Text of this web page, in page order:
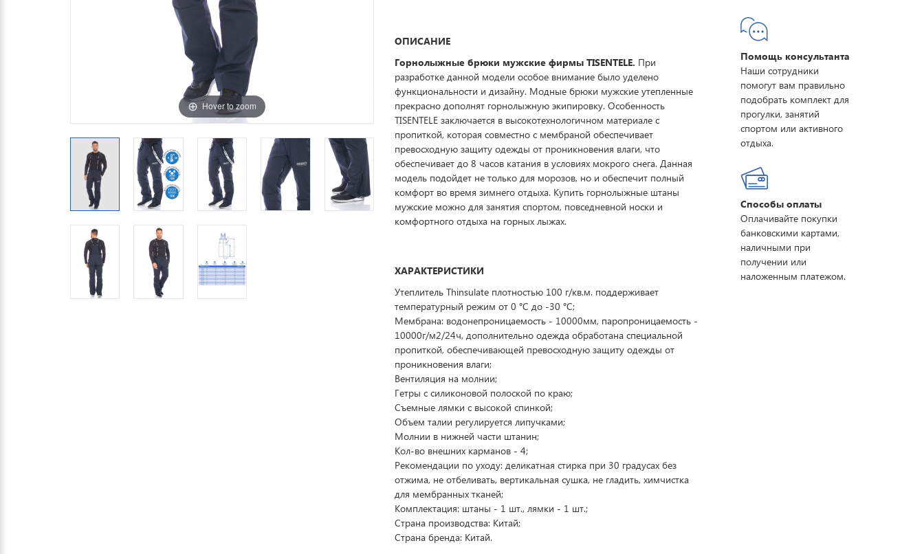
Hover to zoom
ОПИСАНИЕ
Горнолыжные брюки мужские фирмы TISENTELE. При
разработке данной модели особое внимание было уделено
функциональности и дизайну. Модные брюки мужские утепленные
прекрасно дополнят горнолыжную экипировку. Особенность
TISENTELE заключается в высокотехнологичном материале с
пропиткой, которая совместно с мембраной обеспечивает
превосходную защиту одежды от проникновения влаги, что
обеспечивает до 8 часов катания в условиях мокрого снега. Данная
модель подойдет не только для морозов, но и обеспечит полный
комфорт во время зимнего отдыха. Купить горнолыжные штаны
мужские можно для занятия спортом, повседневной носки и
комфортного отдыха на горных лыжах.
ХАРАКТЕРИСТИКИ
Утеплитель Thinsulate плотностью 100 г/кв.м. поддерживает
температурный режим от 0 °C до -30 °C;
Мембрана: водонепроницаемость - 10000мм, паропроницаемость -
10000г/м2/24ч, дополнительно одежда обработана специальной
пропиткой, обеспечивающей превосходную защиту одежды от
проникновения влаги;
Вентиляция на молнии;
Гетры с силиконовой полоской по краю;
Съемные лямки с высокой спинкой;
Объем талии регулируется липучками;
Молнии в нижней части штанин;
Кол-во внешних карманов - 4;
Рекомендации по уходу: деликатная стирка при 30 градусах без
отжима, не отбеливать, вертикальная сушка, не гладить, химчистка
для мембранных тканей;
Комплектация: штаны - 1 шт., лямки - 1 шт.;
Страна производства: Китай;
Страна бренда: Китай.
Помощь консультанта
Наши сотрудники
помогут вам правильно
подобрать комплект для
прогулки, занятий
спортом или активного
отдыха.
Способы оплаты
Оплачивайте покупки
банковскими картами,
наличными при
получении или
наложенным платежом.